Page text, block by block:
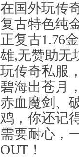
在国外玩传
复古特色纯
正复古1.76
雄,无赞助无
玩传奇私服
碧海出苍月
赤血魔剑、
鸡，你还记
需要耐心，
OUT！